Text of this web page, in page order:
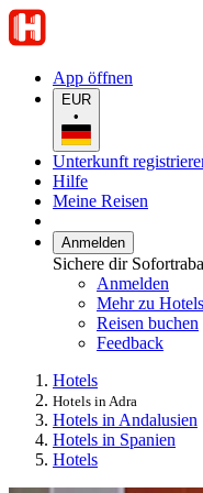
App öffnen
EUR
•
Unterkunft
Hilfe
Meine Reisen
Anmelden
Sichere dir
Anmelden
Mehr zu
Reisen buchen
Feedback
Hotels
Hotels in Adra
Hotels in Andalusien
Hotels in Spanien
Hotels